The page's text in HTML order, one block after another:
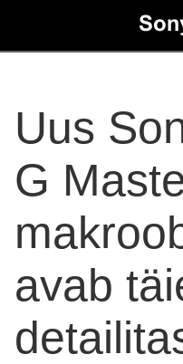
Contacts
Uus
G
avab